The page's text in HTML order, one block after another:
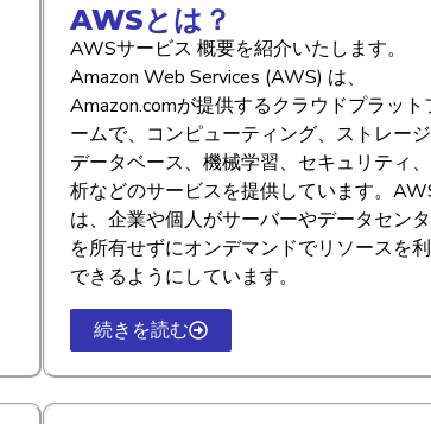
AWSとは？
AWSサービス 概要を紹介いたします。
Amazon Web Services (AWS) は、
Amazon.comが提供するクラウドプラット
ームで、コンピューティング、ストレージ
データベース、機械学習、セキュリティ
析などのサービスを提供しています。
は、企業や個人がサーバーやデータセン
を所有せずにオンデマンドでリソースを
できるようにしています。
続きを読む